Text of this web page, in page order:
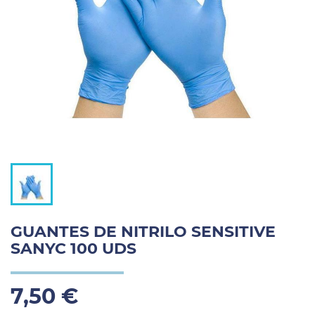
GUANTES DE NITRILO SENSITIVE
SANYC 100 UDS
7,50 €